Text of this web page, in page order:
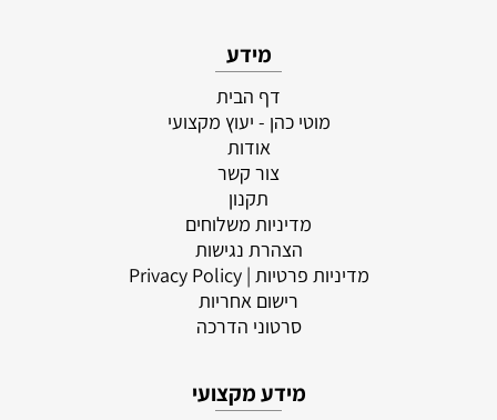
מידע
דף הבית
מוטי כהן - יעוץ מקצועי
אודות
צור קשר
תקנון
מדיניות משלוחים
הצהרת נגישות
מדיניות פרטיות | Privacy Policy
רישום אחריות
סרטוני הדרכה
מידע מקצועי